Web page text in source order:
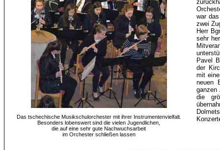
Das tschechische Musikschulorchester mit ihrer Instrumentenvielfalt.
Besonders lobenswert sind die vielen Jugendlichen,
die auf eine sehr gute Nachwuchsarbeit
im Orchester schließen lassen
war
zwei
Herr
sehr
Pavel
der
mit
neuen
die